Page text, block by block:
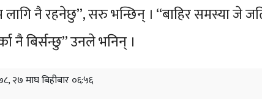
नै रहनेछु”, सरु भन्छिन् । ‘‘बाहिर समस्या जे
बिर्सन्छु’’ उनले भनिन् ।
२७ माघ बिहीबार ०६:५६